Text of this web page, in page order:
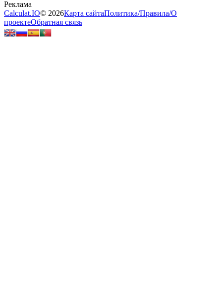
Calculat.IO© 2026Карта сайтаПолитика/Правила/О
проектеОбратная связь